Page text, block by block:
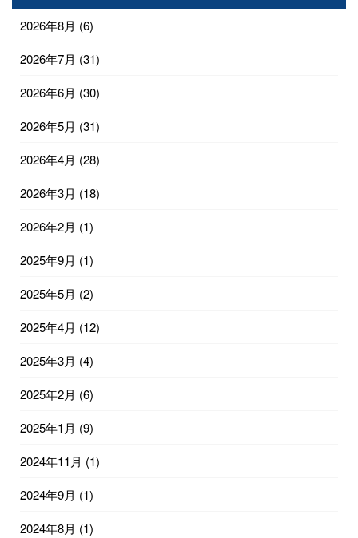
2026年8月 (6)
2026年7月 (31)
2026年6月 (30)
2026年5月 (31)
2026年4月 (28)
2026年3月 (18)
2026年2月 (1)
2025年9月 (1)
2025年5月 (2)
2025年4月 (12)
2025年3月 (4)
2025年2月 (6)
2025年1月 (9)
2024年11月 (1)
2024年9月 (1)
2024年8月 (1)